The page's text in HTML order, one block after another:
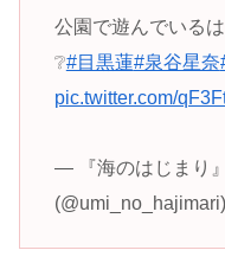
公園で遊んでいる
❔#目黒蓮#泉谷星奈
pic.twitter.com/
— 『海のはじまり
(@umi_no_hajimari)